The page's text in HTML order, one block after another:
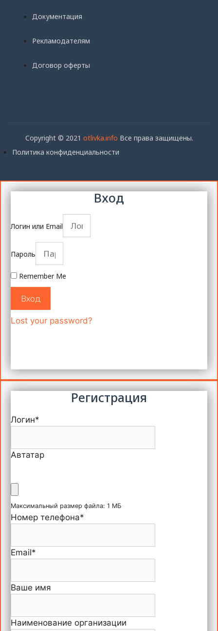
Документация
Рекламодателям
Договор оферты
Copyright © 2021 otlivka.info Все права защищены.
Политика конфиденциальности
Вход
Логин или Email
Пароль
Remember Me
Вход
Lost your password?
Регистрация
Логин*
Автатар
Максимальный размер файла: 1 МБ
Номер телефона*
Email*
Ваше имя
Наименование организации